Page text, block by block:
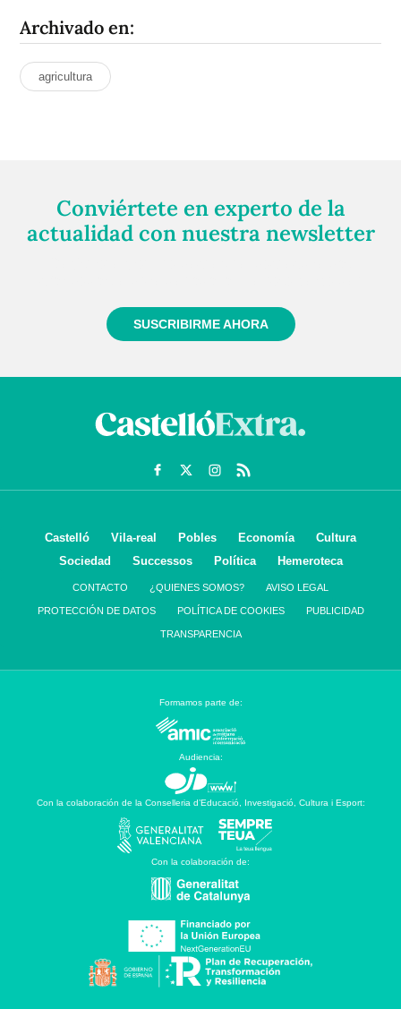
Archivado en:
agricultura
Conviértete en experto de la
actualidad con nuestra newsletter
SUSCRIBIRME AHORA
Castelló Vila-real Pobles Economía
Cultura
Sociedad
Successos Política Hemeroteca
CONTACTO ¿QUIENES SOMOS? AVISO LEGAL
PROTECCIÓN DE DATOS POLÍTICA DE COOKIES PUBLICIDAD
TRANSPARENCIA
Formamos parte de:
Audiencia:
Con la colaboración de la Conselleria d’Educació, Investigació, Cultura i Esport:
Con la colaboración de: